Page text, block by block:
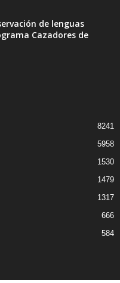
de lenguas
Cazadores de
8241
5958
1530
1479
1317
666
584